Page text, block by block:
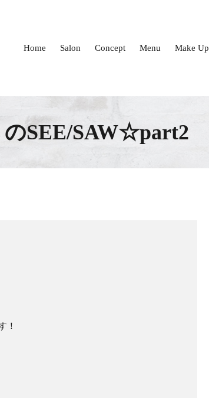
Home Salon Concept Menu Make Up
のSEE/SAW☆part2
！